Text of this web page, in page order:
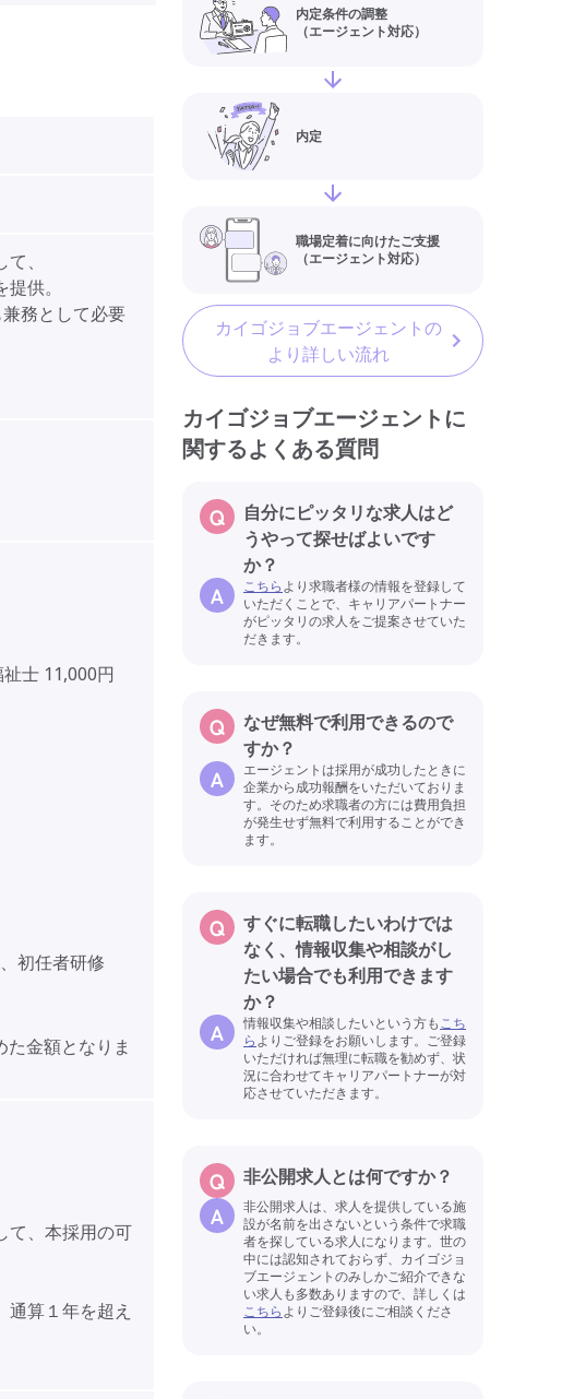
、
供。
務として必要
士 11,000円
初任者研修
金額となりま
て、本採用の可
算１年を超え
内定条件の調整
（エージェント対応）
内定
職場定着に向けたご支援
（エージェント対応）
カイゴジョブエージェントの
より詳しい流れ
カイゴジョブエージェントに
関するよくある質問
自分にピッタリな求人はど
うやって探せばよいです
か？
こちらより求職者様の情報を登録して
いただくことで、キャリアパートナー
がピッタリの求人をご提案させていた
だきます。
なぜ無料で利用できるので
すか？
エージェントは採用が成功したときに
企業から成功報酬をいただいておりま
す。そのため求職者の方には費用負担
が発生せず無料で利用することができ
ます。
すぐに転職したいわけでは
なく、情報収集や相談がし
たい場合でも利用できます
か？
情報収集や相談したいという方もこち
らよりご登録をお願いします。ご登録
いただければ無理に転職を勧めず、状
況に合わせてキャリアパートナーが対
応させていただきます。
非公開求人とは何ですか？
非公開求人は、求人を提供している施
設が名前を出さないという条件で求職
者を探している求人になります。世の
中には認知されておらず、カイゴジョ
ブエージェントのみしかご紹介できな
い求人も多数ありますので、詳しくは
こちらよりご登録後にご相談くださ
い。